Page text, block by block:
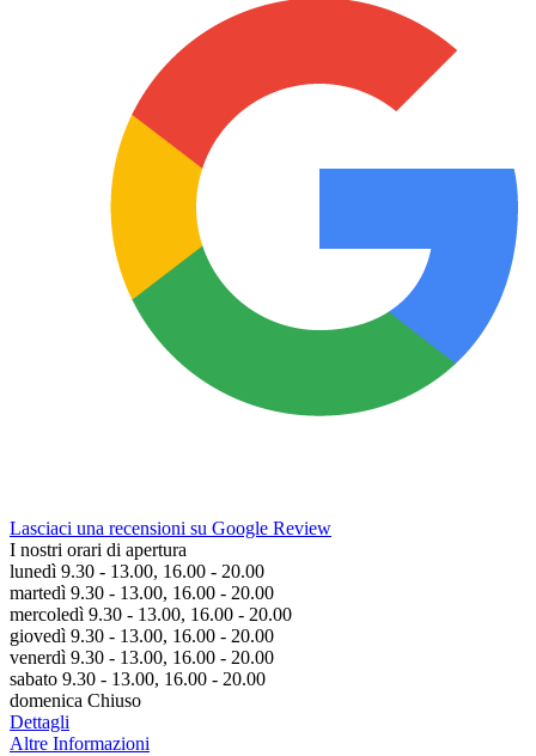
Lasciaci una recensioni su Google Review
I nostri orari di apertura
lunedì 9.30 - 13.00, 16.00 - 20.00
martedì 9.30 - 13.00, 16.00 - 20.00
mercoledì 9.30 - 13.00, 16.00 - 20.00
giovedì 9.30 - 13.00, 16.00 - 20.00
venerdì 9.30 - 13.00, 16.00 - 20.00
sabato 9.30 - 13.00, 16.00 - 20.00
domenica Chiuso
Dettagli
Altre Informazioni